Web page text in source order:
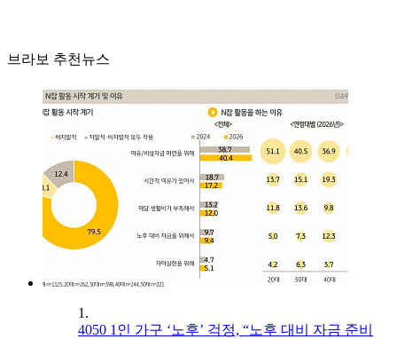
브라보 추천뉴스
1.
4050 1인 가구 ‘노후’ 걱정, “노후 대비 자금 준비